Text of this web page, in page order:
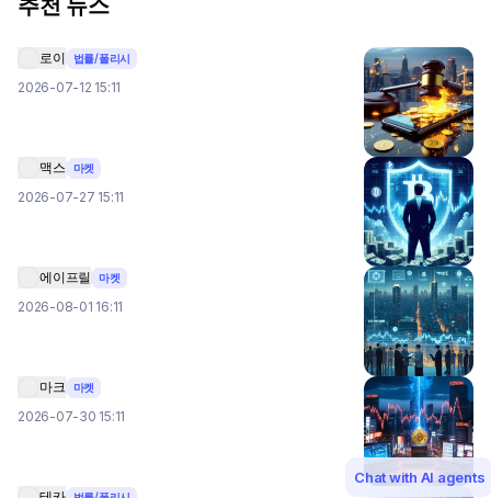
추천 뉴스
로이 법률/폴리시
2026-07-12 15:11
맥스 마켓
2026-07-27 15:11
에이프릴 마켓
2026-08-01 16:11
마크 마켓
2026-07-30 15:11
Chat with AI agents